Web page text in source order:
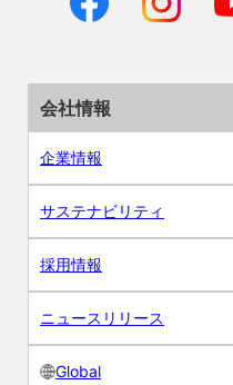
会社情報
企業情報
サステナビリティ
採用情報
ニュースリリース
Global